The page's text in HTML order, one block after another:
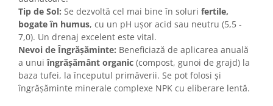
Tip de Sol: Se dezvoltă cel mai bine în soluri fertile,
bogate în humus, cu un pH ușor acid sau neutru (5,5 -
7,0). Un drenaj excelent este vital.
Nevoi de Îngrășăminte: Beneficiază de aplicarea anuală
a unuiîngrășământ organic (compost, gunoi de grajd) la
baza tufei, la începutul primăverii. Se pot folosi și
îngrășăminte minerale complexe NPK cu eliberare lentă.